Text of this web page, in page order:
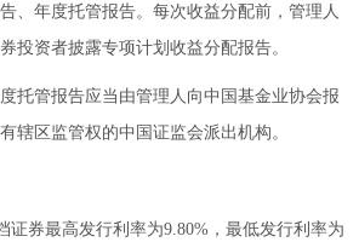
、年度托管报告。每次收益分配前，管理人
投资者披露专项计划收益分配报告。
托管报告应当由管理人向中国基金业协会报
辖区监管权的中国证监会派出机构。
证券最高发行利率为9.80%，最低发行利率为